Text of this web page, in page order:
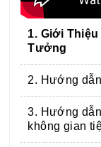
1. Giới
Tưởng
2. Hướng
3. Hướng
không gian